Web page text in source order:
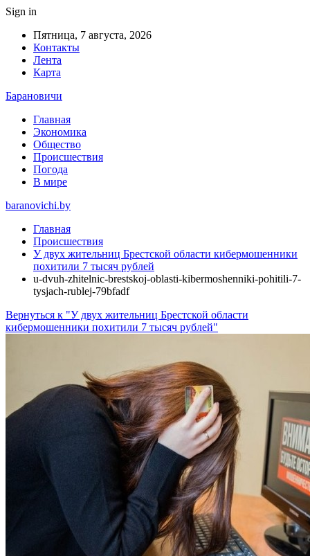
Sign in
Пятница, 7 августа, 2026
Контакты
Лента
Карта
Барановичи
Главная
Экономика
Общество
Происшествия
Погода
В мире
baranovichi.by
Главная
Происшествия
У двух жительниц Брестской области кибермошенники
похитили 7 тысяч рублей
u-dvuh-zhitelnic-brestskoj-oblasti-kibermoshenniki-pohitili-7-
tysjach-rublej-79bfadf
Вернуться к "У двух жительниц Брестской области
кибермошенники похитили 7 тысяч рублей"